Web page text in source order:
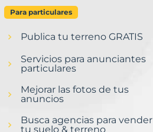
Para particulares
Publica tu terreno GRATIS
Servicios para anunciantes
particulares
Mejorar las fotos de tus
anuncios
Busca agencias para vender
tu suelo & terreno